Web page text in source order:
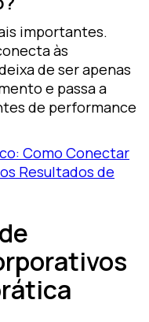
importantes.
às
de ser apenas
e passa a
de performance
Como Conectar
Resultados de